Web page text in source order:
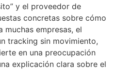
y el proveedor de
concretas sobre cómo
muchas empresas, el
tracking sin movimiento,
en una preocupación
explicación clara sobre el